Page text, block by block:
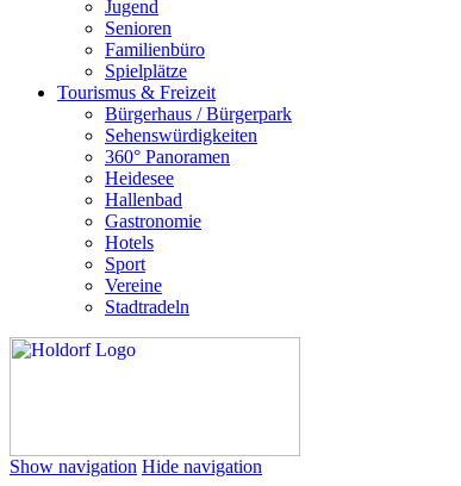
Jugend
Senioren
Familienbüro
Spielplätze
Tourismus & Freizeit
Bürgerhaus / Bürgerpark
Sehenswürdigkeiten
360° Panoramen
Heidesee
Hallenbad
Gastronomie
Hotels
Sport
Vereine
Stadtradeln
Show navigation Hide navigation